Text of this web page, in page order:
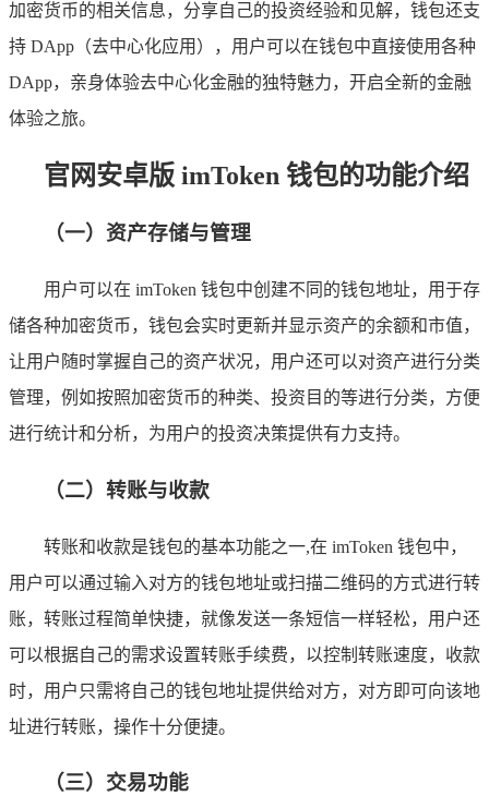
加密货币的相关信息，分享自己的投资经验和见解，钱包还支
持 DApp（去中心化应用），用户可以在钱包中直接使用各种
DApp，亲身体验去中心化金融的独特魅力，开启全新的金融
体验之旅。
官网安卓版 imToken 钱包的功能介绍
（一）资产存储与管理
用户可以在 imToken 钱包中创建不同的钱包地址，用于存
储各种加密货币，钱包会实时更新并显示资产的余额和市值，
让用户随时掌握自己的资产状况，用户还可以对资产进行分类
管理，例如按照加密货币的种类、投资目的等进行分类，方便
进行统计和分析，为用户的投资决策提供有力支持。
（二）转账与收款
转账和收款是钱包的基本功能之一,在 imToken 钱包中，
用户可以通过输入对方的钱包地址或扫描二维码的方式进行转
账，转账过程简单快捷，就像发送一条短信一样轻松，用户还
可以根据自己的需求设置转账手续费，以控制转账速度，收款
时，用户只需将自己的钱包地址提供给对方，对方即可向该地
址进行转账，操作十分便捷。
（三）交易功能